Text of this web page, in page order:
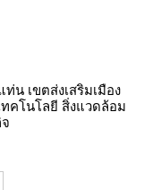
น เขตส่งเสริมเมือง
คโนโลยี สิ่งแวดล้อม